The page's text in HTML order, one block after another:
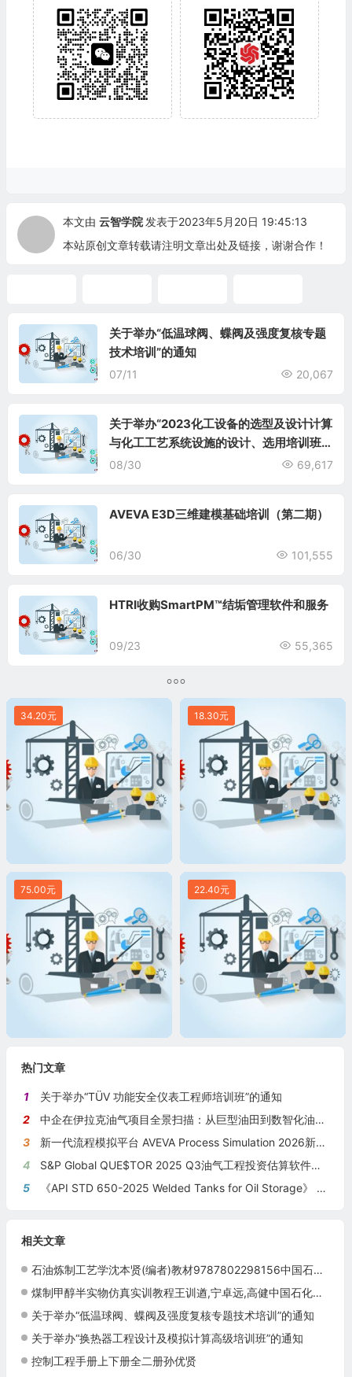
本文由 云智学院 发表于2023年5月20日 19:45:13
本站原创文章转载请注明文章出处及链接，谢谢合作！
关于举办“低温球阀、蝶阀及强度复核专题
技术培训”的通知
07/11 20,067
关于举办“2023化工设备的选型及设计计算
与化工工艺系统设施的设计、选用培训班”
的通知
08/30 69,617
AVEVA E3D三维建模基础培训（第二期）
06/30 101,555
HTRI收购SmartPM™结垢管理软件和服务
09/23 55,365
34.20元 18.30元
75.00元 22.40元
热门文章
1
关于举办“TÜV 功能安全仪表工程师培训班”的通知
2
中企在伊拉克油气项目全景扫描：从巨型油田到数智化油田的系统性布局
3
新一代流程模拟平台 AVEVA Process Simulation 2026新版本发布
4
S&P Global QUE$TOR 2025 Q3油气工程投资估算软件新版本发布
5
《API STD 650-2025 Welded Tanks for Oil Storage》 《钢制焊接储油罐》（中英文对照版）
相关文章
石油炼制工艺学沈本贤(编者)教材9787802298156中国石化出版社
煤制甲醇半实物仿真实训教程王训遒,宁卓远,高健中国石化出版社
关于举办“低温球阀、蝶阀及强度复核专题技术培训”的通知
关于举办“换热器工程设计及模拟计算高级培训班”的通知
控制工程手册上下册全二册孙优贤